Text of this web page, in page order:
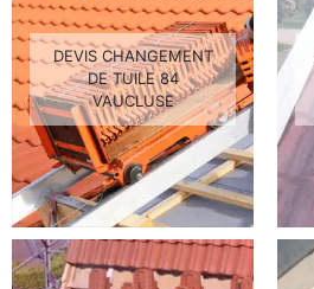
DEVIS CHANGEMENT
DE TUILE 84
VAUCLUSE